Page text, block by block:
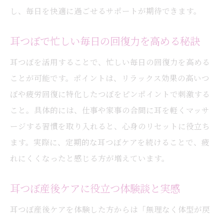
し、毎日を快適に過ごせるサポートが期待できます。
耳つぼで忙しい毎日の回復力を高める秘訣
耳つぼを活用することで、忙しい毎日の回復力を高める
ことが可能です。ポイントは、リラックス効果の高いつ
ぼや疲労回復に特化したつぼをピンポイントで刺激する
こと。具体的には、仕事や家事の合間に耳を軽くマッサ
ージする習慣を取り入れると、心身のリセットに役立ち
ます。実際に、定期的な耳つぼケアを続けることで、疲
れにくくなったと感じる方が増えています。
耳つぼ産後ケアに役立つ体験談と実感
耳つぼ産後ケアを体験した方からは「無理なく体型が戻